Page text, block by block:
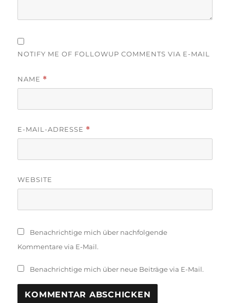
NOTIFY ME OF FOLLOWUP COMMENTS VIA E-MAIL
NAME *
E-MAIL-ADRESSE *
WEBSITE
Benachrichtige mich über nachfolgende
Kommentare via E-Mail.
Benachrichtige mich über neue Beiträge via E-Mail.